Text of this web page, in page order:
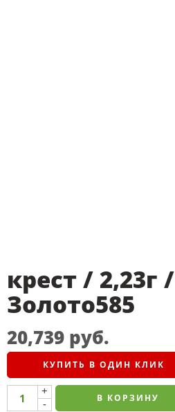
крест / 2,23г /
Золото585
20,739 руб.
КУПИТЬ В ОДИН КЛИК
+
-
В КОРЗИНУ